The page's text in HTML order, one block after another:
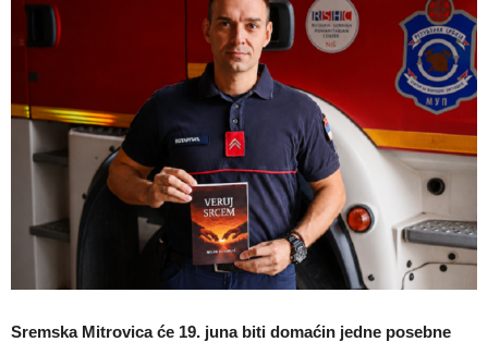
Sremska Mitrovica će 19. juna biti domaćin jedne posebne